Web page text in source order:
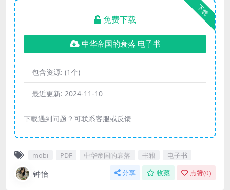
下载
免费下载
中华帝国的衰落 电子书
包含资源: (1个)
最近更新: 2024-11-10
下载遇到问题？可联系客服或反馈
mobi PDF 中华帝国的衰落 书籍 电子书
钟怡 分享 收藏 点赞(0)